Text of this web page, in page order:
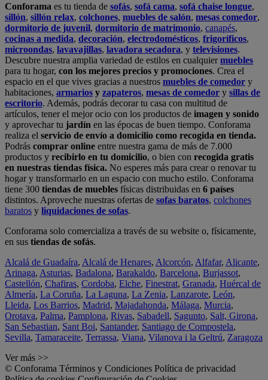
Conforama es tu tienda de sofás, sofá cama, sofá chaise longue,
sillón, sillón relax, colchones, muebles de salón, mesas comedor,
dormitorio de juvenil, dormitorio de matrimonio, canapés,
cocinas a medida, decoración, electrodomésticos, frigoríficos,
microondas, lavavajillas, lavadora secadora, y televisiones.
Descubre nuestra amplia variedad de estilos en cualquiermuebles
para tu hogar, con los mejores precios y promociones. Crea el
espacio en el que vives gracias a nuestros muebles de comedor y
habitaciones, armarios y zapateros, mesas de comedor y sillas de
escritorio. Además, podrás decorar tu casa con multitud de
artículos, tener el mejor ocio con los productos de imagen y sonido
y aprovechar tu jardín en las épocas de buen tiempo. Conforama
realiza el servicio de envío a domicilio como recogida en tienda.
Podrás comprar online entre nuestra gama de más de 7.000
productos y recibirlo en tu domicilio, o bien con recogida gratis
en nuestras tiendas física. No esperes más para crear o renovar tu
hogar y transformarlo en un espacio con mucho estilo. Conforama
tiene 300 tiendas de muebles físicas distribuidas en 6 países
distintos. Aproveche nuestras ofertas de sofas baratos, colchones
baratos y liquidaciones de sofas.
Conforama solo comercializa a través de su website o, físicamente,
en sus tiendas de sofás.
Alcalá de Guadaíra, Alcalá de Henares, Alcorcón, Alfafar, Alicante,
Arinaga, Asturias, Badalona, Barakaldo, Barcelona, Burjassot,
Castellón, Chafiras, Cordoba, Elche, Finestrat, Granada, Huércal de
Almería, La Coruña, La Laguna, La Zenia, Lanzarote, León,
Lleida, Los Barrios, Madrid, Majadahonda, Málaga, Murcia,
Orotava, Palma, Pamplona, Rivas, Sabadell, Sagunto, Salt, Girona,
San Sebastian, Sant Boi, Santander, Santiago de Compostela,
Sevilla, Tamaraceite, Terrassa, Viana, Vilanova i la Geltrú, Zaragoza
Ver más >>
© Conforama Términos y Condiciones Política de privacidad